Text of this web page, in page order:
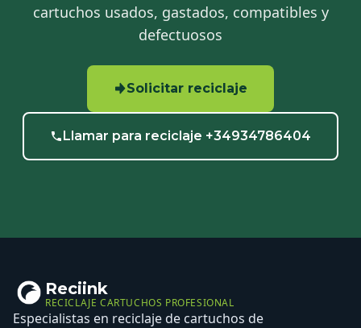
cartuchos usados, gastados, compatibles y
defectuosos
Solicitar reciclaje
Llamar para reciclaje +34934786404
Reciink
RECICLAJE CARTUCHOS PROFESIONAL
Especialistas en reciclaje de cartuchos de